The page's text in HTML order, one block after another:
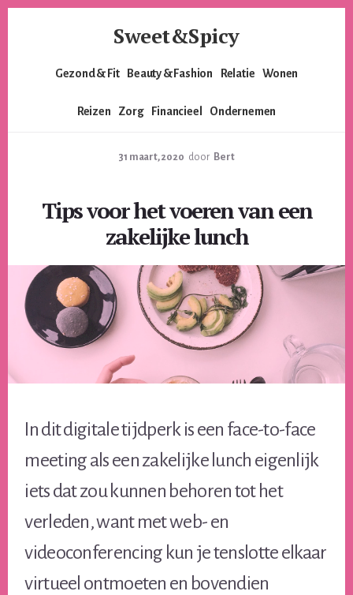
Sweet&Spicy
en
alles
er
tussenin.
Gezond & Fit Beauty & Fashion Relatie Wonen
Reizen Zorg Financieel Ondernemen
31 maart, 2020 door Bert
Tips voor het voeren van een
zakelijke lunch
In dit digitale tijdperk is een face-to-face
meeting als een zakelijke lunch eigenlijk
iets dat zou kunnen behoren tot het
verleden, want met web- en
videoconferencing kun je tenslotte elkaar
virtueel ontmoeten en bovendien